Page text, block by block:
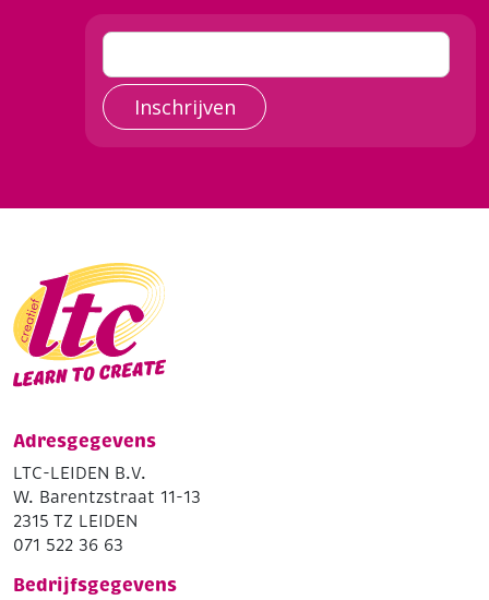
Inschrijven
Adresgegevens
LTC-LEIDEN B.V.
W. Barentzstraat 11-13
2315 TZ LEIDEN
071 522 36 63
Bedrijfsgegevens